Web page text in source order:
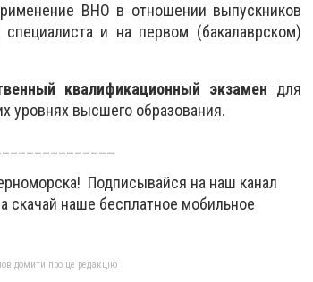
ВНО в отношении выпускников
и на первом (бакалаврском)
квалификационный экзамен для
уровнях высшего образования.
Подписывайся на наш канал
скачай наше бесплатное мобильное
про це редакцію